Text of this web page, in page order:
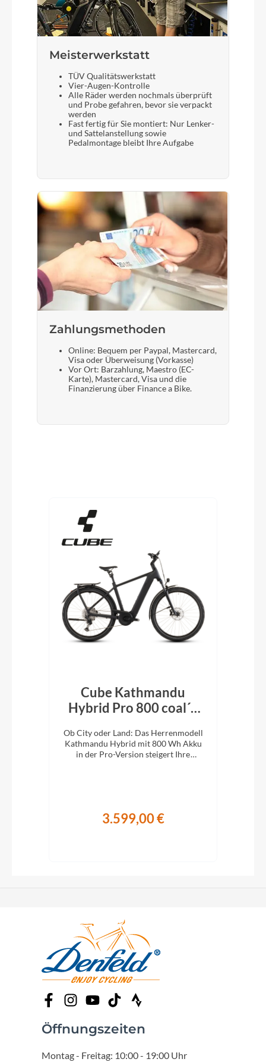
Meisterwerkstatt
TÜV Qualitätswerkstatt
Vier-Augen-Kontrolle
Alle Räder werden nochmals überprüft
und Probe gefahren, bevor sie verpackt
werden
Fast fertig für Sie montiert: Nur Lenker-
und Sattelanstellung sowie
Pedalmontage bleibt Ihre Aufgabe
Zahlungsmethoden
Online: Bequem per Paypal, Mastercard,
Visa oder Überweisung (Vorkasse)
Vor Ort: Barzahlung, Maestro (EC-
Karte), Mastercard, Visa und die
Finanzierung über Finance a Bike.
Cube Kathmandu
Hybrid Pro 800 coal´n
Ob City oder Land: Das Herrenmodell
Kathmandu Hybrid mit 800 Wh Akku
in der Pro-Version steigert Ihre
3.599,00 €
Öffnungszeiten
Montag - Freitag: 10:00 - 19:00 Uhr